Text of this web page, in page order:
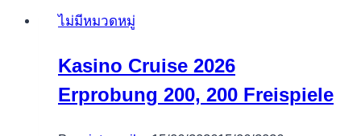
gambling
australia
ไม่มีหมวดหมู่
Kasino Cruise 2026
Erprobung 200, 200 Freispiele